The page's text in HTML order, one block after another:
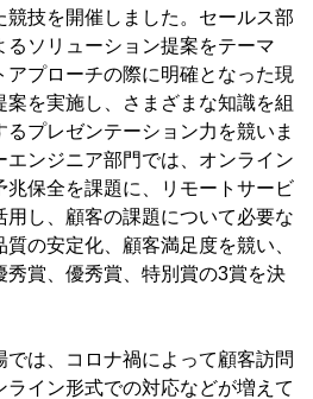
競技を開催しました。セールス部
るソリューション提案をテーマ
プローチの際に明確となった現
を実施し、さまざまな知識を組
プレゼンテーション力を競いま
エンジニア部門では、オンライン
兆保全を課題に、リモートサービ
用し、顧客の課題について必要な
の安定化、顧客満足度を競い、
秀賞、優秀賞、特別賞の3賞を決
は、コロナ禍によって顧客訪問
イン形式での対応などが増えて